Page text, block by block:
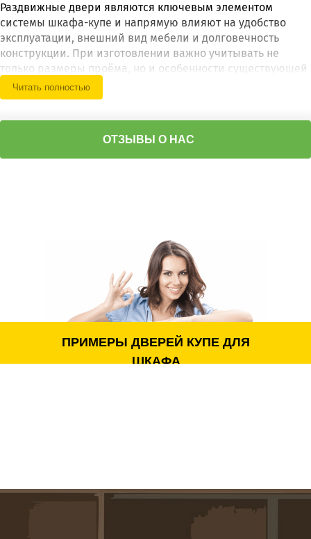
Раздвижные двери являются ключевым элементом
системы шкафа-купе и напрямую влияют на удобство
эксплуатации, внешний вид мебели и долговечность
конструкции. При изготовлении важно учитывать не
только размеры проёма, но и особенности существующей
системы, тип направляющих, профиль, механизм
движения и предполагаемые нагрузки.
механизмов и пожеланий по оформлению. Такой подход
позволяет заменить старые фасады, модернизировать
для шкафа-купе с зеркалами, стеклянными вставками,
комбинированными материалами и современными
декоративными решениями. При необходимости
выполняется адаптация под существующую конструкцию
шкафа или проектирование новой системы с нуля.
чтобы новые двери сохраняли плавность хода,
надёжность и полностью соответствовали особенностям
раздвижных дверей шкафов-купе.
Использование качественных роликов с высокой
Читать полностью
ОТЗЫВЫ О НАС
ПРИМЕРЫ ДВЕРЕЙ КУПЕ ДЛЯ
ШКАФА